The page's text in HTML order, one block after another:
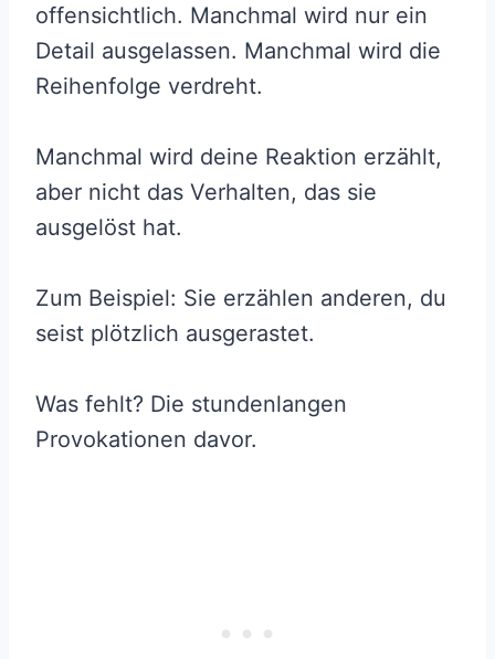
offensichtlich. Manchmal wird nur ein
Detail ausgelassen. Manchmal wird die
Reihenfolge verdreht.
Manchmal wird deine Reaktion erzählt,
aber nicht das Verhalten, das sie
ausgelöst hat.
Zum Beispiel: Sie erzählen anderen, du
seist plötzlich ausgerastet.
Was fehlt? Die stundenlangen
Provokationen davor.